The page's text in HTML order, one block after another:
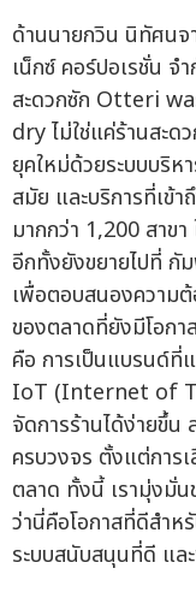
ด้านนายกวิน นิทัศนจ
เน็กซ์ คอร์ปอเรชั่น จ
สะดวกซัก Otteri
dry ไม่ใช่แค่ร้านสะด
ยุคใหม่ด้วยระบบบริห
สมัย และบริการที่เข้
มากกว่า 1,200 สาข
อีกทั้งยังขยายไปที่ กั
เพื่อตอบสนองความ
ของตลาดที่ยังมีโอก
คือ การเป็นแบรนด์ที่
IoT (Internet of
จัดการร้านได้ง่ายขึ้น
ครบวงจร ตั้งแต่การ
ตลาด ทั้งนี้ เรามุ่งมั่น
ว่านี่คือโอกาสที่ดีสำ
ระบบสนับสนุนที่ดี แล